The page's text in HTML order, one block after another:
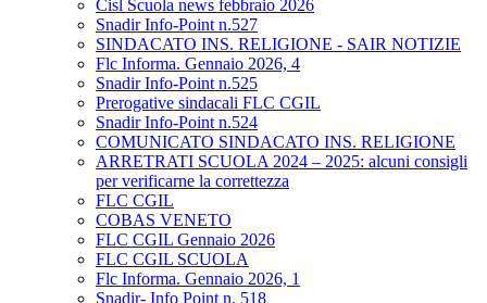
Cisl Scuola news febbraio 2026
Snadir Info-Point n.527
SINDACATO INS. RELIGIONE - SAIR NOTIZIE
Flc Informa. Gennaio 2026, 4
Snadir Info-Point n.525
Prerogative sindacali FLC CGIL
Snadir Info-Point n.524
COMUNICATO SINDACATO INS. RELIGIONE
ARRETRATI SCUOLA 2024 – 2025: alcuni consigli
per verificarne la correttezza
FLC CGIL
COBAS VENETO
FLC CGIL Gennaio 2026
FLC CGIL SCUOLA
Flc Informa. Gennaio 2026, 1
Snadir- Info Point n. 518